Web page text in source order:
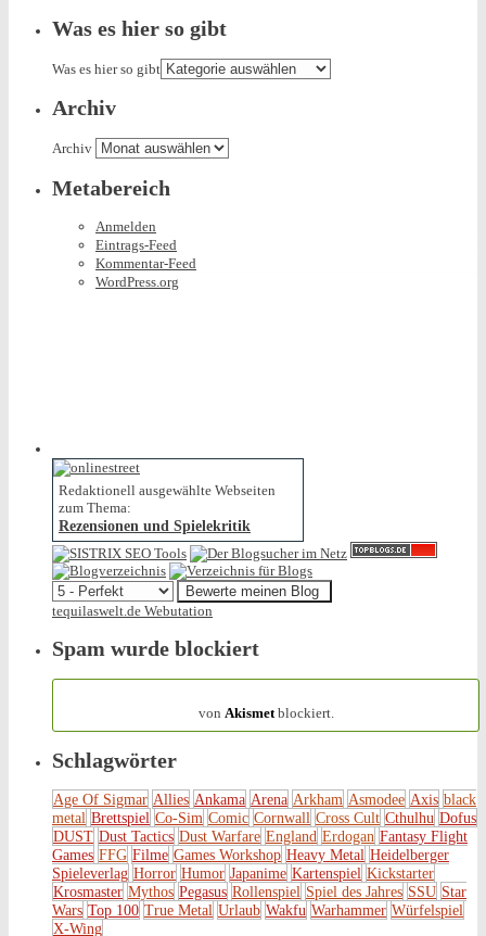
Was es hier so gibt
Was es hier so gibt
Archiv
Archiv
Metabereich
Anmelden
Eintrags-Feed
Kommentar-Feed
WordPress.org
Redaktionell ausgewählte Webseiten
zum Thema:
Rezensionen und Spielekritik
tequilaswelt.de Webutation
Spam wurde blockiert
von Akismetblockiert.
Schlagwörter
Age Of Sigmar Allies Ankama Arena Arkham Asmodee Axis black
metal Brettspiel Co-Sim Comic Cornwall Cross Cult Cthulhu Dofus
DUST Dust Tactics Dust Warfare England Erdogan Fantasy Flight
Games FFG Filme Games Workshop Heavy Metal Heidelberger
Spieleverlag Horror Humor Japanime Kartenspiel Kickstarter
Krosmaster Mythos Pegasus Rollenspiel Spiel des Jahres SSU Star
Wars Top 100 True Metal Urlaub Wakfu Warhammer Würfelspiel
X-Wing